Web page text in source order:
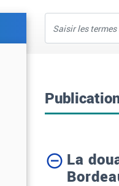
en texte
intégral
La